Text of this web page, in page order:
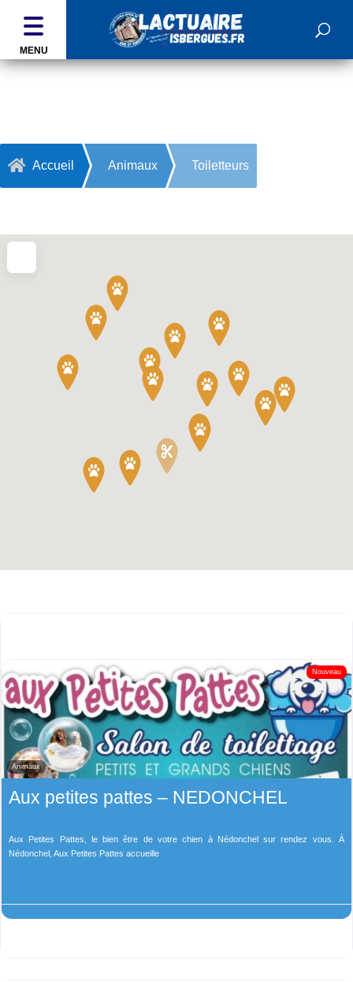
MENU
 Accueil Animaux Toiletteurs
Nouveau
Animaux
Aux petites pattes – NEDONCHEL
Aux Petites Pattes, le bien être de votre chien à Nédonchel sur rendez vous. À
Nédonchel, Aux Petites Pattes accueille